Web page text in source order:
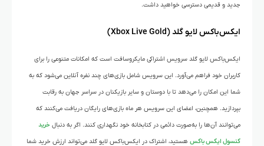
جدید و قدیمی دسترسی خواهید داشت.
ایکس‌باکس لایو گلد (Xbox Live Gold)
ایکس‌باکس لایو گلد سرویس اشتراکی مایکروسافت است که امکانات متنوعی را برای
کاربران خود فراهم می‌آورد. این سرویس شامل بازی‌های چند نفره آنلاین می‌شود که به
شما این امکان را می‌دهد تا با دوستان و سایر بازیکنان در سراسر جهان به رقابت
بپردازید. همچنین، اعضای این سرویس هر ماه بازی‌های رایگان دریافت می‌کنند که
می‌توانند آن‌ها را به‌صورت دائمی در کتابخانه خود نگهداری کنند. اگر به دنبال خرید
کنسول ایکس باکس هستید، اشتراک در ایکس‌باکس لایو گلد می‌تواند ارزش خرید شما